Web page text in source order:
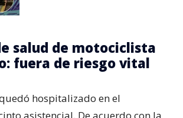
salud de motociclista
fuera de riesgo vital
hospitalizado en el
asistencial. De acuerdo con la